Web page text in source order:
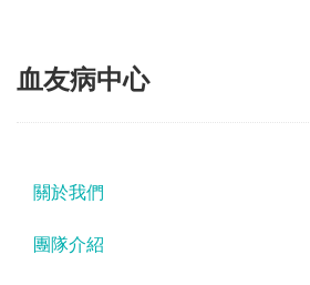
血友病中心
關於我們
團隊介紹